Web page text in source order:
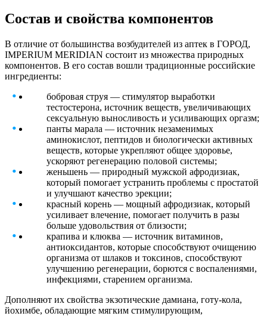
Состав и свойства компонентов
В отличие от большинства возбудителей из аптек в ГОРОД,
IMPERIUM MERIDIAN состоит из множества природных
компонентов. В его состав вошли традиционные российские
ингредиенты:
бобровая струя — стимулятор выработки
тестостерона, источник веществ, увеличивающих
сексуальную выносливость и усиливающих оргазм;
панты марала — источник незаменимых
аминокислот, пептидов и биологически активных
веществ, которые укрепляют общее здоровье,
ускоряют регенерацию половой системы;
женьшень — природный мужской афродизиак,
который помогает устранить проблемы с простатой
и улучшают качество эрекции;
красный корень — мощный афродизиак, который
усиливает влечение, помогает получить в разы
больше удовольствия от близости;
крапива и клюква — источник витаминов,
антиоксидантов, которые способствуют очищению
организма от шлаков и токсинов, способствуют
улучшению регенерации, борются с воспалениями,
инфекциями, старением организма.
Дополняют их свойства экзотические дамиана, готу-кола,
йохимбе, обладающие мягким стимулирующим,